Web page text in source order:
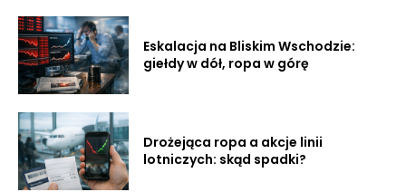
Eskalacja na Bliskim Wschodzie:
giełdy w dół, ropa w górę
Drożejąca ropa a akcje linii
lotniczych: skąd spadki?